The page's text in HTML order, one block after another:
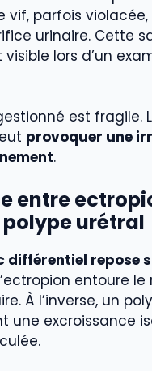
vif, parfois
urinaire. Cette
lors d’un
est fragile.
provoquer une
.
entre
urétral
différentiel repose
entoure
À l’inverse, un
une excroissance